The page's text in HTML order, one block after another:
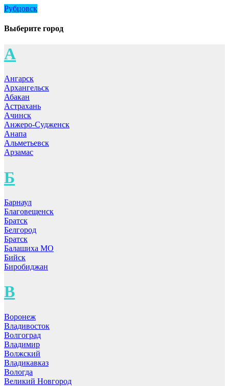
Рубцовск
Выберите город
А
Ангарск
Архангельск
Абакан
Астрахань
Ачинск
Анжеро-Судженск
Анапа
Альметьевск
Арзамас
Б
Барнаул
Благовещенск
Братск
Белгород
Братск
Балашиха МО
Бийск
Биробиджан
В
Воронеж
Владивосток
Волгоград
Владимир
Волжский
Владикавказ
Вологда
Великий Новгород